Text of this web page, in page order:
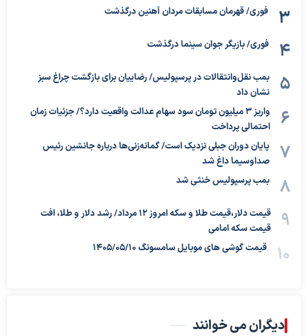
فوری/ قهرمان مسابقات مردان آهنین درگذشت
فوری/ بازیگر جوان سینما درگذشت
بمب نقل‌وانتقالات در پرسپولیس/ رضاییان برای بازگشت چراغ سبز
نشان داد
واریز ۳ میلیون تومان سود سهام عدالت واقعیت دارد؟/ جزئیات زمان
احتمالی پرداخت
پایان دوران جبلی نزدیک است/ گمانه‌زنی‌ها درباره جانشین رئیس
صداوسیما داغ شد
بمب پرسپولیس خنثی شد
قیمت دلار،قیمت طلا و سکه امروز ۱۲ مرداد/ رشد دلار و طلا، افت
قیمت سکه امامی
قیمت گوشی های موبایل سامسونگ 1405/05/10
دیگران می خوانند